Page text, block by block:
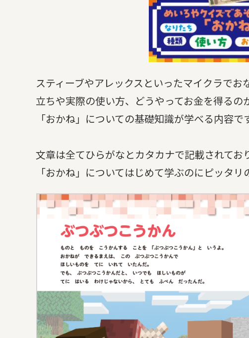
スティーブやアレックスといったマイクラで
立ちや実際の使い方、どうやってお金を得るの
「おかね」についての基礎知識が学べる内容で
文章は全てひらがなとカタカナで記載されて
「おかね」についてはじめて学ぶのにピッタリ